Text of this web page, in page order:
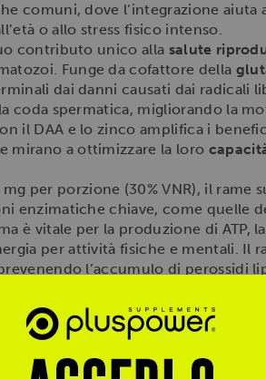
comuni, dove l’integrazione aiuta
o allo stress fisico intenso.
contributo unico alla salute
Funge da cofattore della
dai danni causati dai radicali
coda spermatica, migliorando la
il DAA e lo zinco amplifica i
mirano a ottimizzare la loro
per porzione (30% VNR), il rame
enzimatiche chiave, come quelle
è vitale per la produzione di ATP,
per attività fisiche e mentali. Il
l’accumulo di perossidi
per un effetto olistico sul
D-pantotenato) : Fornito a 1,5
per il metabolismo degli acidi
nervosa e riducendo la